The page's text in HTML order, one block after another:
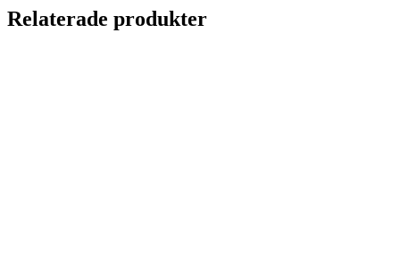
Relaterade produkter